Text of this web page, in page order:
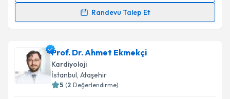
Randevu Talep Et
takvim hazırlandığında e-posta ile bilgilendireceğiz.
E-posta Adresiniz
Prof. Dr. Ahmet Ekmekçi
Kardiyoloji
İstanbul, Ataşehir
5 (2 Değerlendirme)